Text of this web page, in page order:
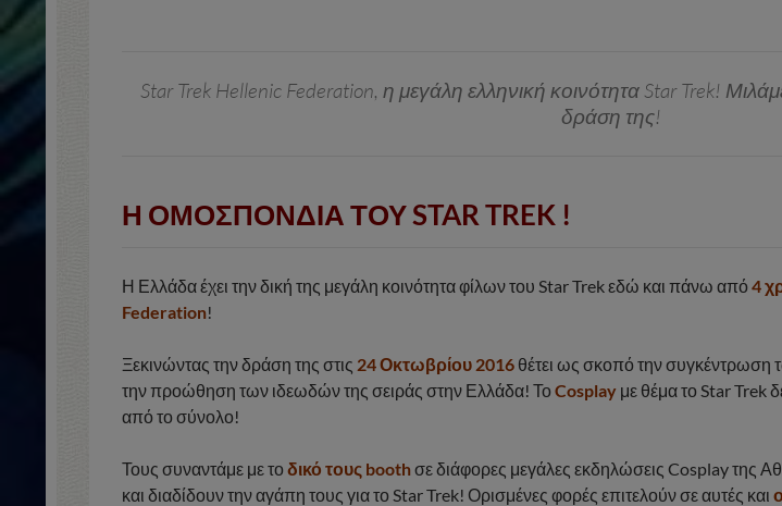
Star Trek Hellenic Federation, η μεγάλη ελληνική κοινότητα Star Trek!
δράση της!
Η ΟΜΟΣΠΟΝΔΙΑ ΤΟΥ STAR TREK !
Η Ελλάδα έχει την δική της μεγάλη κοινότητα φίλων του Star Trek εδώ και πάνω από 4
Federation!
Ξεκινώντας την δράση της στις 24 Οκτωβρίου 2016θέτει ως σκοπό την συγκέντρωση
την προώθηση των ιδεωδών της σειράς στην Ελλάδα! Το Cosplayμε θέμα το Star Trek
από το σύνολο!
Τους συναντάμε με το δικό τους boothσε διάφορες μεγάλες εκδηλώσεις Cosplay της
και διαδίδουν την αγάπη τους για το Star Trek! Ορισμένες φορές επιτελούν σε αυτές και